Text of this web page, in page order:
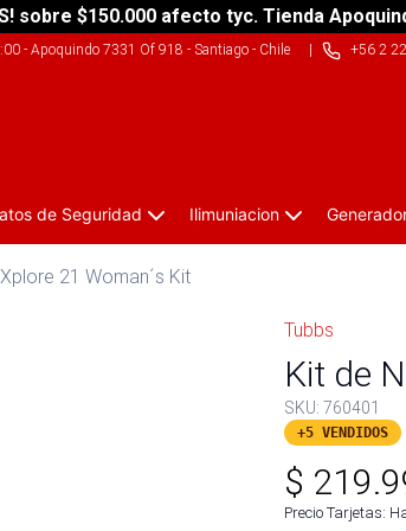
sobre $150.000 afecto tyc. Tienda
- Apoquindo 7331 Of 918 - Santiago - Chile| +56 2
de Seguridad Ilimuniacion
21 Woman´s Kit
Tubbs
Kit de
SKU: 760401
+5 VENDIDOS
$
Precio Tarjetas: